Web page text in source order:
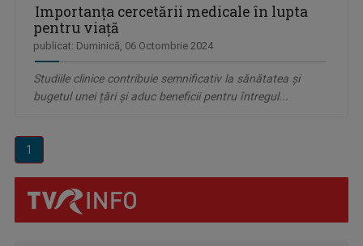
Importanța cercetării medicale în lupta
pentru viață
publicat: Duminică, 06 Octombrie 2024
Studiile clinice contribuie semnificativ la sănătatea și
bugetul unei țări și aduc beneficii pentru întregul...
1